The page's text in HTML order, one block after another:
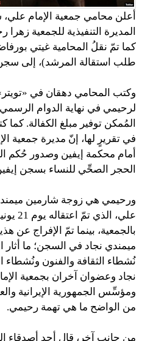
أعلن محامي جمعية الإمام
كما تمّ نقلُ المحامية غيتي
طلب استقالة المرشد)، إلى
وكتب المحامي دهقان في
لرحيمي في نهاية الدوام
المُمكن توفير مبلغ الكفالة. كما
في تقريرٍ لها، إنّ مديرة جمعية
أمام محكمة إيفين وصدور حُكم
الحجر الصحِّي للنساء بسجن
ورحيمي هي زوجة شارمين
علي،
بالجمعية، بينما تمّ الإفراج عن
ميمندي نجاد في السجن؛ ما أثار
نُشطاء الثقافة والفنون ونُشطاء
نجاد وعضوان آخران بجمعية
ومؤسِّس الجمهورية الإيرانية
من الواضح ما هي تهمة رحيمي.
من جانبٍ آخر، قال أحد أصدقاء